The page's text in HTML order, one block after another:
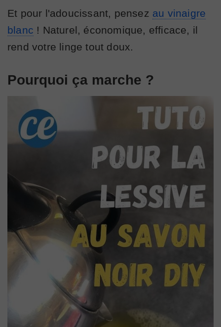
Et pour l'adoucissant, pensez au vinaigre
blanc ! Naturel, économique, efficace, il
rend votre linge tout doux.
Pourquoi ça marche ?